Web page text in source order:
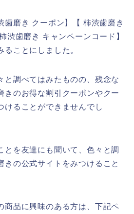
歯磨き クーポン】【 柿渋歯磨き
渋歯磨き キャンペーンコード】
ることにしました。
と調べてはみたものの、残念な
きのお得な割引クーポンやクー
けることができませんでし
とを友達にも聞いて、色々と調
きの公式サイトをみつけること
商品に興味のある方は、下記ペ